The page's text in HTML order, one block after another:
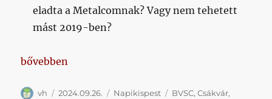
eladta a Metalcomnak? Vagy nem tehetett
mást 2019-ben?
„Napikispest 2024/09/26”
bővebben
Szerző
vh Közzétéve
2024.09.26. Kategória
Napikispest Címke
BVSC,Csákvár,